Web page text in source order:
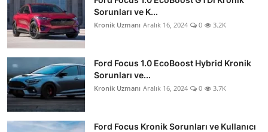
Sorunları ve K...
Kronik Uzmanı Aralık 16, 2024 0 3.2K
Ford Focus 1.0 EcoBoost Hybrid Kronik
Sorunları ve...
Kronik Uzmanı Aralık 16, 2024 0 3.7K
Ford Focus Kronik Sorunları ve Kullanıcı